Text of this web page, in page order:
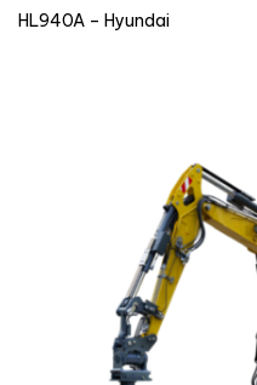
HL940A – Hyundai